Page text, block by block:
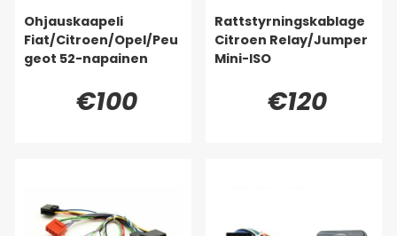
Ohjauskaapeli
Fiat/Citroen/Opel/Peu
geot 52-napainen
€100
Rattstyrningskablage
Citroen Relay/Jumper
Mini-ISO
€120